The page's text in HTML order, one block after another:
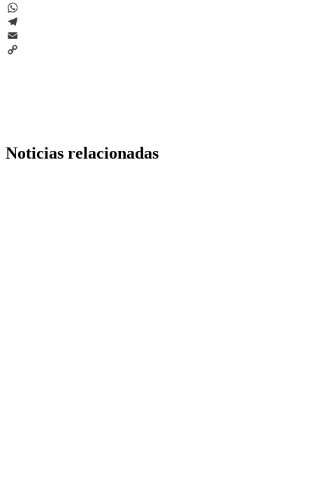
LinkedIn
WhatsApp
Telegram
Email
Noticias relacionadas